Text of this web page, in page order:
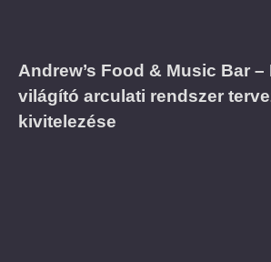
Andrew’s Food & Music Bar
világító arculati rendszer
kivitelezése